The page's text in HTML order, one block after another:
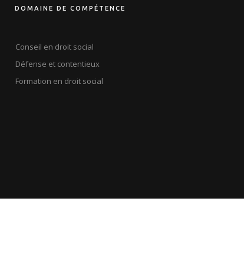
DOMAINE DE COMPÉTENCE
Conseil en droit social
Défense et contentieux
Formation en droit social